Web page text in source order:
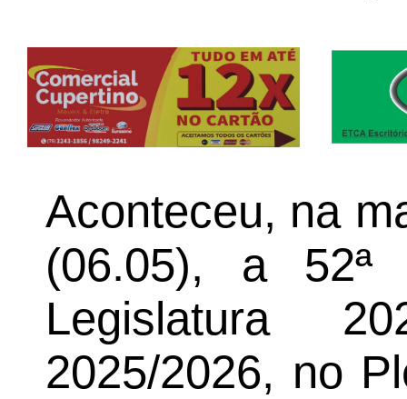
Aconteceu, na
(06.05), a 52ª
Legislatura
2025/2026, no